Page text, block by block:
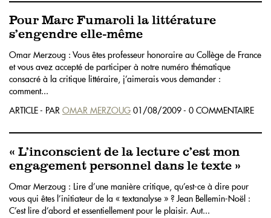
Pour Marc Fumaroli la littérature
s’engendre elle-même
Omar Merzoug : Vous êtes professeur honoraire au Collège de France
et vous avez accepté de participer à notre numéro thématique
consacré à la critique littéraire, j’aimerais vous demander :
comment...
ARTICLE - PAR OMAR MERZOUG 01/08/2009 - 0 COMMENTAIRE
« L’inconscient de la lecture c’est mon
engagement personnel dans le texte »
Omar Merzoug : Lire d’une manière critique, qu’est-ce à dire pour
vous qui êtes l’initiateur de la « textanalyse » ? Jean Bellemin-Noël :
C’est lire d’abord et essentiellement pour le plaisir. Aut...